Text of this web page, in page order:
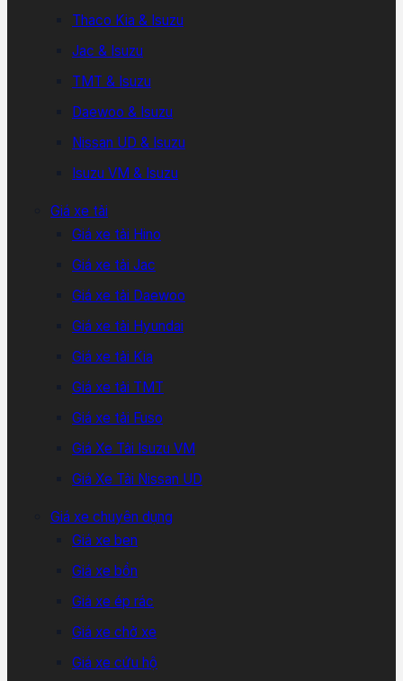
Thaco Kia & Isuzu
Jac & Isuzu
TMT & Isuzu
Daewoo & Isuzu
Nissan UD & Isuzu
Isuzu VM & Isuzu
Giá xe tải
Giá xe tải Hino
Giá xe tải Jac
Giá xe tải Daewoo
Giá xe tải Hyundai
Giá xe tải Kia
Giá xe tải TMT
Giá xe tải Fuso
Giá Xe Tải Isuzu VM
Giá Xe Tải Nissan UD
Giá xe chuyên dụng
Giá xe ben
Giá xe bồn
Giá xe ép rác
Giá xe chở xe
Giá xe cứu hộ